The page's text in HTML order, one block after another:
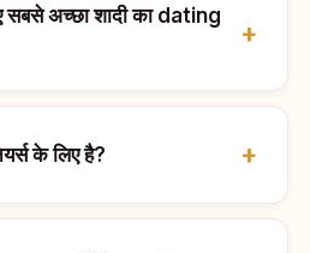
सबसे अच्छा शादी का dating
के लिए है?